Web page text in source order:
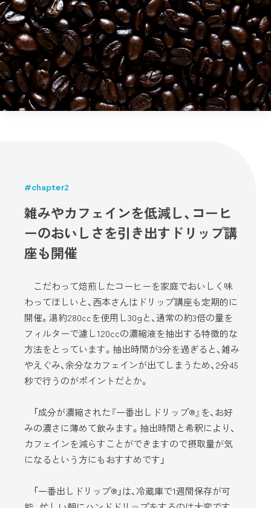
#chapter2
雑みやカフェインを低減し、コーヒ
ーのおいしさを引き出すドリップ講
座も開催
こだわって焙煎したコーヒーを家庭でおいしく味
わってほしいと、西本さんはドリップ講座も定期的に
開催。湯約280ccを使用し30gと、通常の約3倍の量を
フィルターで濾し120ccの濃縮液を抽出する特徴的な
方法をとっています。抽出時間が3分を過ぎると、雑み
やえぐみ、余分なカフェインが出てしまうため、2分45
秒で行うのがポイントだとか。
「成分が濃縮された『一番出しドリップ®』を、お好
みの濃さに薄めて飲みます。抽出時間と希釈により、
カフェインを減らすことができますので摂取量が気
になるという方にもおすすめです」
「一番出しドリップ®」は、冷蔵庫で1週間保存が可